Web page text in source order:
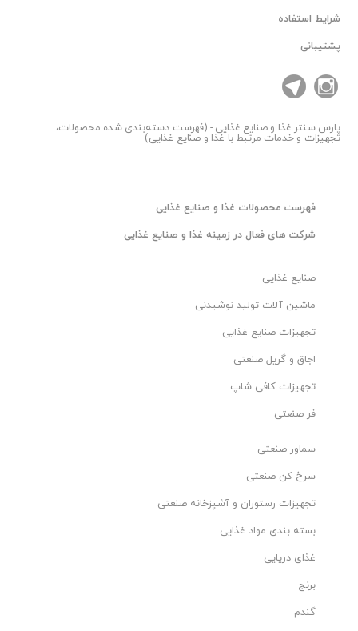
شرایط استفاده
پشتیبانی
پارس سنتر غذا و صنایع غذایی - (فهرست دسته‌بندی شده محصولات،
تجهیزات و خدمات مرتبط با غذا و صنایع غذایی)
فهرست محصولات غذا و صنایع غذایی
شرکت های فعال در زمینه غذا و صنایع غذایی
صنایع غذایی
ماشین آلات تولید نوشیدنی
تجهیزات صنایع غذایی
اجاق و گریل صنعتی
تجهیزات کافی شاپ
فر صنعتی
سماور صنعتی
سرخ کن صنعتی
تجهیزات رستوران و آشپزخانه صنعتی
بسته بندی مواد غذایی
غذای دریایی
برنج
گندم